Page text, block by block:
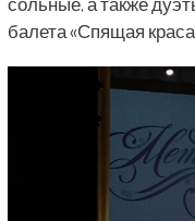
балета «Спящая